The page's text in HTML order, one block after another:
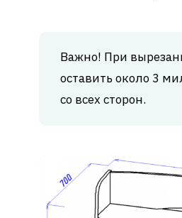
Важно! При
оставить около 3
со всех сторон.